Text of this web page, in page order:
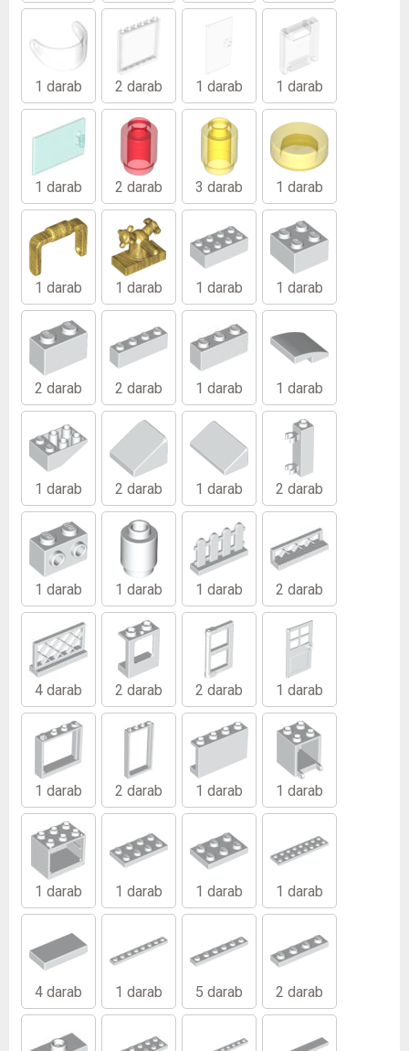
1 darab 2 darab 1 darab 1 darab
1 darab 2 darab 3 darab 1 darab
1 darab 1 darab 1 darab 1 darab
2 darab 2 darab 1 darab 1 darab
1 darab 2 darab 1 darab 2 darab
1 darab 1 darab 1 darab 2 darab
4 darab 2 darab 2 darab 1 darab
1 darab 2 darab 1 darab 1 darab
1 darab 1 darab 1 darab 1 darab
4 darab 1 darab 5 darab 2 darab